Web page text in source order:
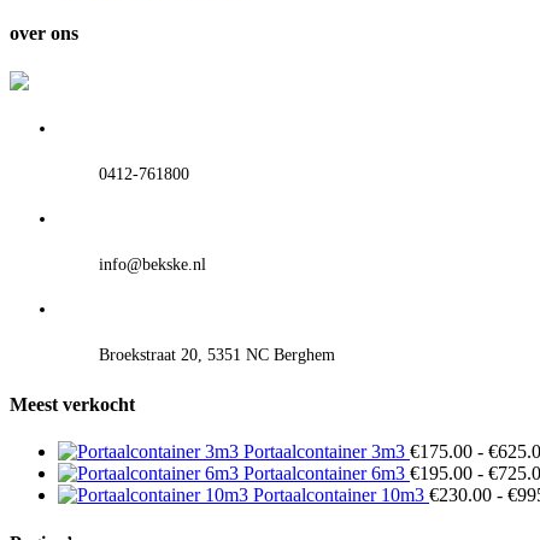
over ons
0412-761800
info@bekske.nl
Broekstraat 20, 5351 NC Berghem
Meest verkocht
Portaalcontainer 3m3 €175.00 - €
Portaalcontainer 6m3 €195.00 - €
Portaalcontainer 10m3 €230.00 - €